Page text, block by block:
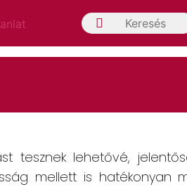
tesznek lehetővé,
mellett is hatékonyan